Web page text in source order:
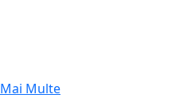
Mai Multe